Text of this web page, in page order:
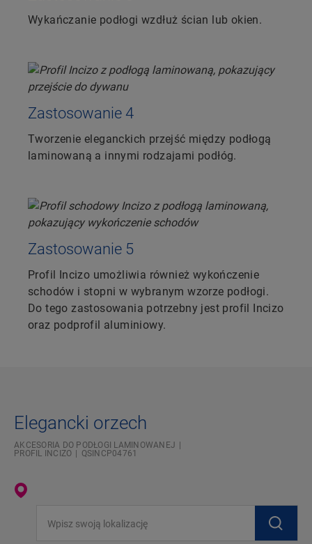
Wykańczanie podłogi wzdłuż ścian lub okien.
Zastosowanie 4
Tworzenie eleganckich przejść między podłogą
laminowaną a innymi rodzajami podłóg.
Zastosowanie 5
Profil Incizo umożliwia również wykończenie
schodów i stopni w wybranym wzorze podłogi.
Do tego zastosowania potrzebny jest profil Incizo
oraz podprofil aluminiowy.
Elegancki orzech
AKCESORIA DO PODŁOGI LAMINOWANEJ
PROFIL INCIZO
QSINCP04761